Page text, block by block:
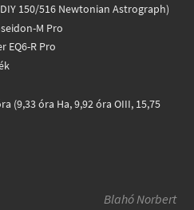
150/516 Newtonian Astrograph)
M Pro
EQ6-R Pro
(9,33 óra Ha, 9,92 óra OIII, 15,75
Blahó Norbert